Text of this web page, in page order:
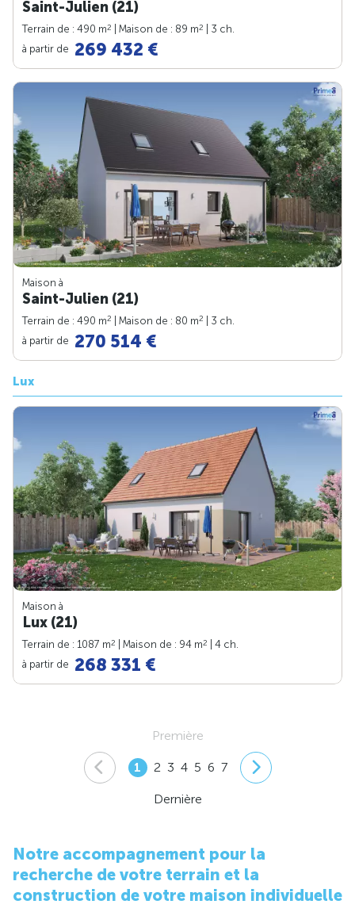
Saint-Julien (21)
Terrain de : 490 m2 | Maison de : 89 m2
| 3 ch.
à partir de 269 432 €
Maison à
Saint-Julien (21)
Terrain de : 490 m2 | Maison de : 80 m2
| 3 ch.
à partir de 270 514 €
Lux
Maison à
Lux (21)
Terrain de : 1087 m2 | Maison de : 94 m2
| 4 ch.
à partir de 268 331 €
Première
1 2 3 4 5 6 7
Dernière
Notre accompagnement pour la
recherche de votre terrain et la
construction de votre maison individuelle